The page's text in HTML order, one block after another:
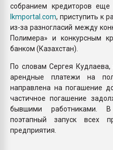
собранием кредиторов
lkmportal.com, приступить к
из-за разногласий между
Полимера» и конкурсным
банком (Казахстан).
По словам Сергея
арендные платежи на
направлена на погашение
частичное погашение
бывшими работниками. В
поэтапный запуск всех
предприятия.